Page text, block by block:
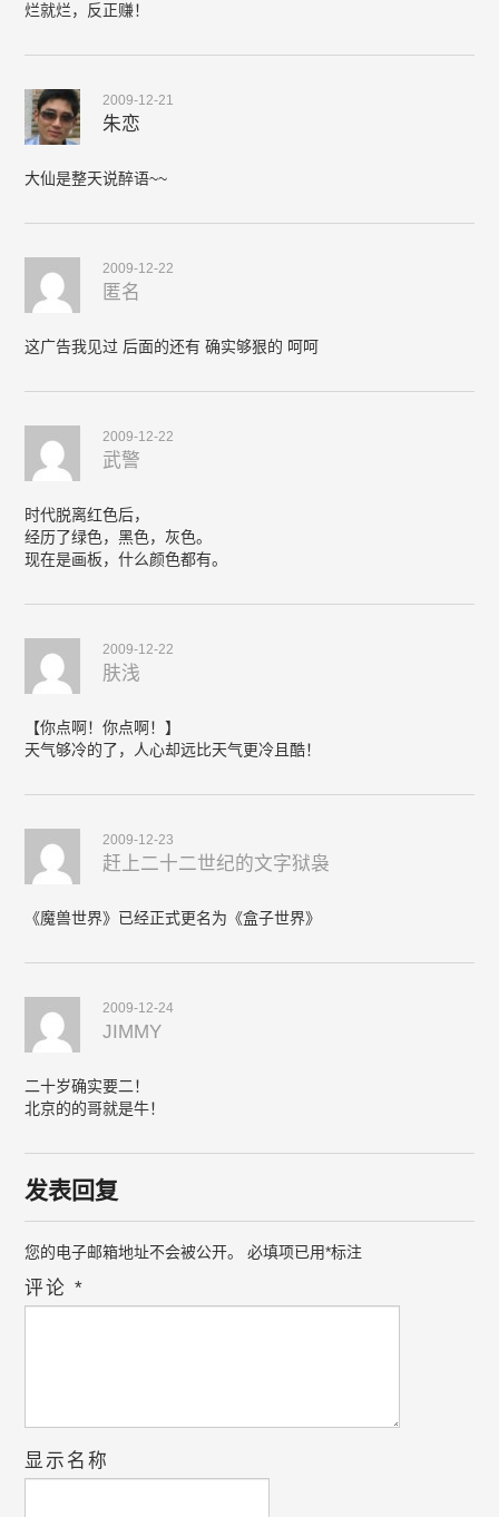
烂就烂，反正赚！
2009-12-21
朱恋
大仙是整天说醉语~~
2009-12-22
匿名
这广告我见过 后面的还有 确实够狠的 呵呵
2009-12-22
武警
时代脱离红色后，
经历了绿色，黑色，灰色。
现在是画板，什么颜色都有。
2009-12-22
肤浅
【你点啊！你点啊！】
天气够冷的了，人心却远比天气更冷且酷！
2009-12-23
赶上二十二世纪的文字狱袅
《魔兽世界》已经正式更名为《盒子世界》
2009-12-24
JIMMY
二十岁确实要二！
北京的的哥就是牛！
发表回复
您的电子邮箱地址不会被公开。 必填项已用*标注
评论*
显示名称